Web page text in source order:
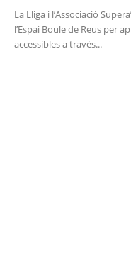
La Lliga i l’Associació
l’Espai Boule de Reus per
accessibles a través...